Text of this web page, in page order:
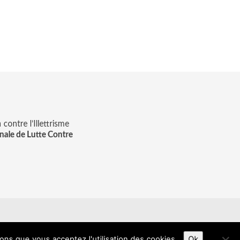
contre l’Illettrisme
de Lutte Contre